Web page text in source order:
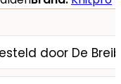
door De